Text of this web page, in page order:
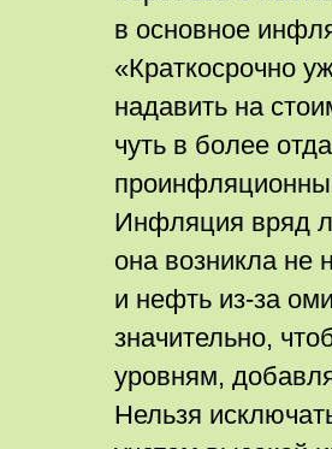
в основное
«Краткосрочно
надавить на
чуть в более
Инфляция вряд
она возникла не
и нефть из-за
значительно,
уровням,
Нельзя